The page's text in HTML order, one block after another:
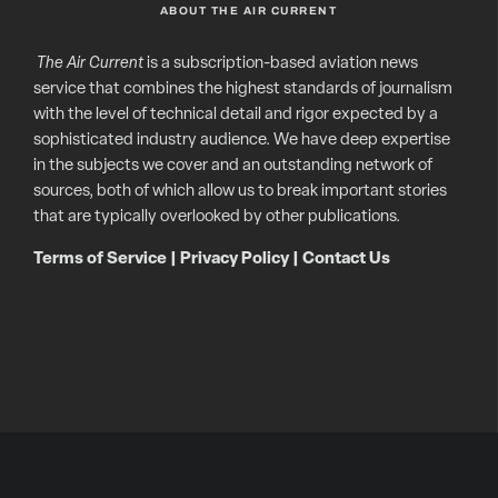
ABOUT THE AIR CURRENT
The Air Currentis a subscription-based aviation news
service that combines the highest standards of journalism
with the level of technical detail and rigor expected by a
sophisticated industry audience. We have deep expertise
in the subjects we cover and an outstanding network of
sources, both of which allow us to break important stories
that are typically overlooked by other publications.
Terms of Service Privacy Policy| Contact Us